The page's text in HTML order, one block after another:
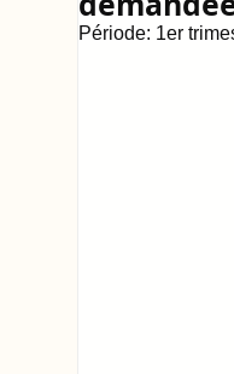
Période: 1er